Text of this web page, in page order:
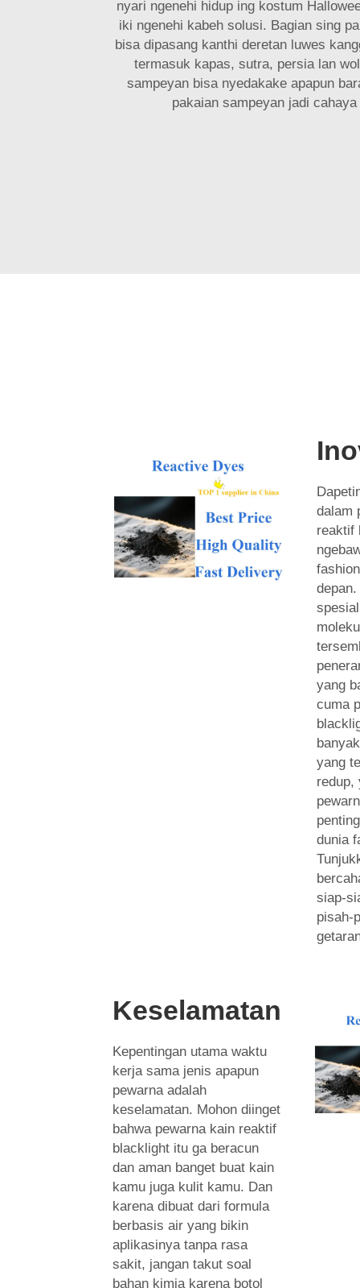
nyari ngenehi hidup ing kostum
iki ngenehi kabeh solusi. Bagian sing
bisa dipasang kanthi deretan luwes
termasuk kapas, sutra, persia lan
sampeyan bisa nyedakake apapun
pakaian sampeyan jadi cahaya
dalam
reaktif
yang
cuma
yang
redup,
dunia
siap-
pisah-
Keselamatan
Kepentingan utama waktu
kerja sama jenis apapun
pewarna adalah
keselamatan. Mohon diinget
bahwa pewarna kain reaktif
blacklight itu ga beracun
dan aman banget buat kain
kamu juga kulit kamu. Dan
karena dibuat dari formula
berbasis air yang bikin
aplikasinya tanpa rasa
sakit, jangan takut soal
bahan kimia karena botol